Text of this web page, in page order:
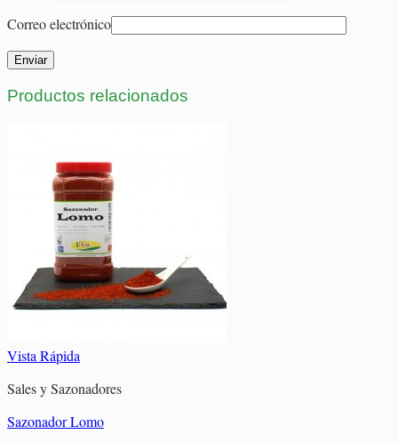
Correo electrónico
Productos relacionados
Vista Rápida
Sales y Sazonadores
Sazonador Lomo